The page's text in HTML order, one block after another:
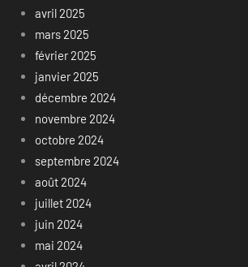
avril 2025
mars 2025
février 2025
janvier 2025
décembre 2024
novembre 2024
octobre 2024
septembre 2024
août 2024
juillet 2024
juin 2024
mai 2024